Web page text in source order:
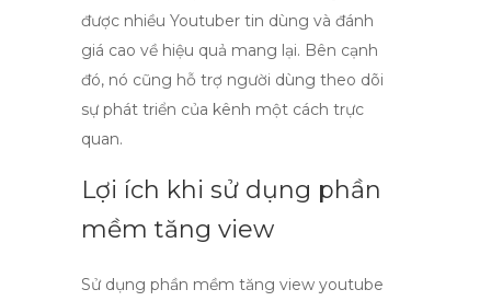
được nhiều Youtuber tin dùng và đánh
giá cao về hiệu quả mang lại. Bên cạnh
đó, nó cũng hỗ trợ người dùng theo dõi
sự phát triển của kênh một cách trực
quan.
Lợi ích khi sử dụng phần
mềm tăng view
Sử dụng phần mềm tăng view youtube